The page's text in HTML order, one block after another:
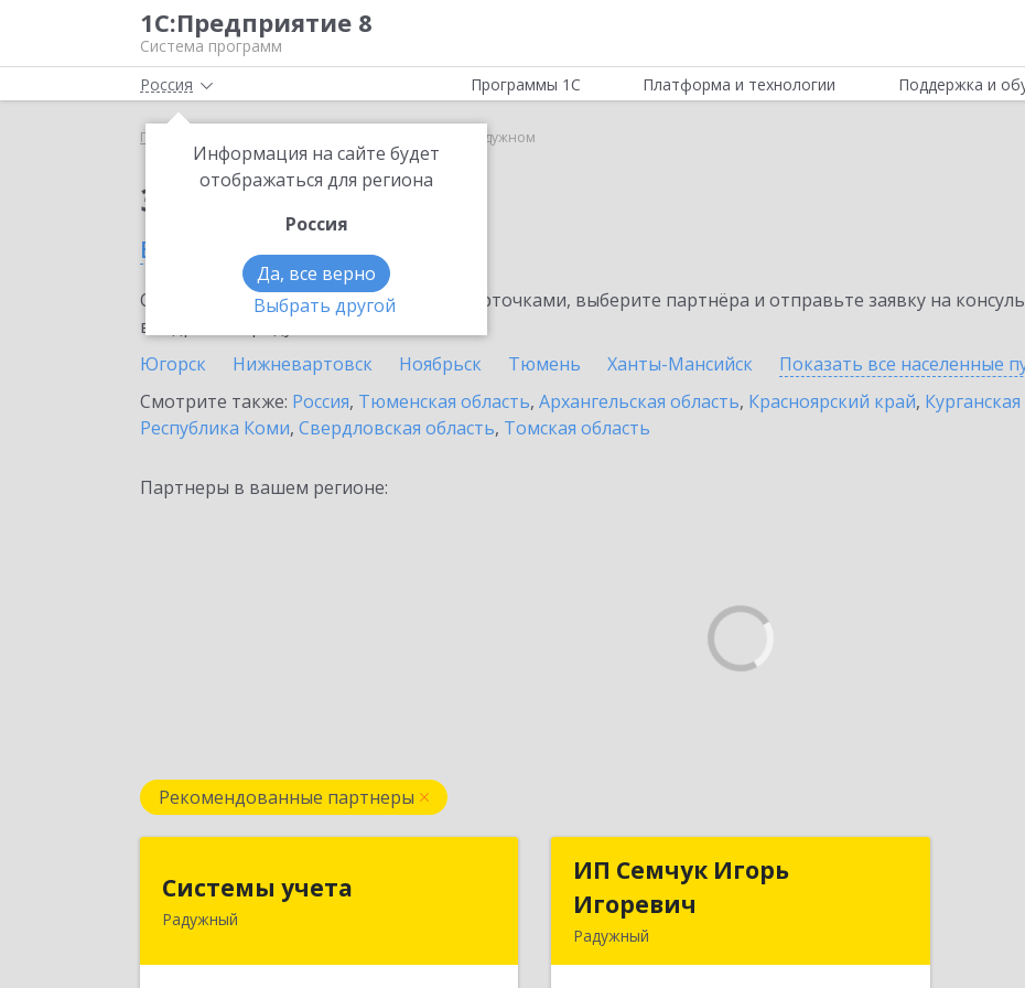
1С:Предприятие 8
Система программ
Россия
Информация на сайте будет
отображаться для региона
Россия
Да, все верно
Выбрать другой
Программы 1С Платформа и технологии Поддержка и
Главная 1С:Линк в Радужном
Заказать 1С:Линк
в Радужном
Ознакомьтесь с информационными карточками, выберите партнёра и отправьте заявку на
внедрение продукта.
Югорск
Нижневартовск Ноябрьск Тюмень Ханты-Мансийск Показать все населенные
Смотрите также: Россия, Тюменская область, Архангельская область, Красноярский край,
Республика Коми, Свердловская область, Томская область
Партнеры в вашем регионе:
Рекомендованные партнеры
Системы учета
Радужный
ИП Семчук Игорь
Игоревич
Радужный
ИП Семчук Игорь